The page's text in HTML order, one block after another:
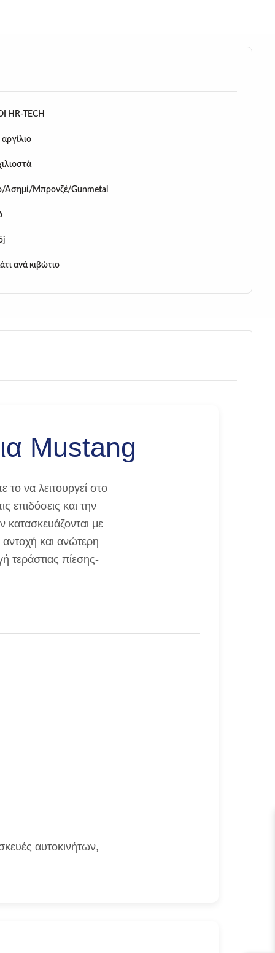
HR-TECH
Ασημί/Μπρονζέ/Gunmetal
ανά κιβώτιο
Mustang
να λειτουργεί στο
επιδόσεις και την
κατασκευάζονται με
αντοχή και ανώτερη
τεράστιας πίεσης-
αυτοκινήτων,